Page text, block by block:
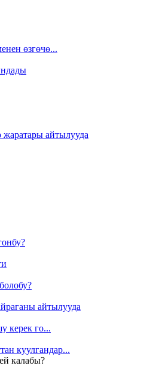
өзгөчө...
айтылууда
айтылууда
керек го...
куулгандар...
калабы?